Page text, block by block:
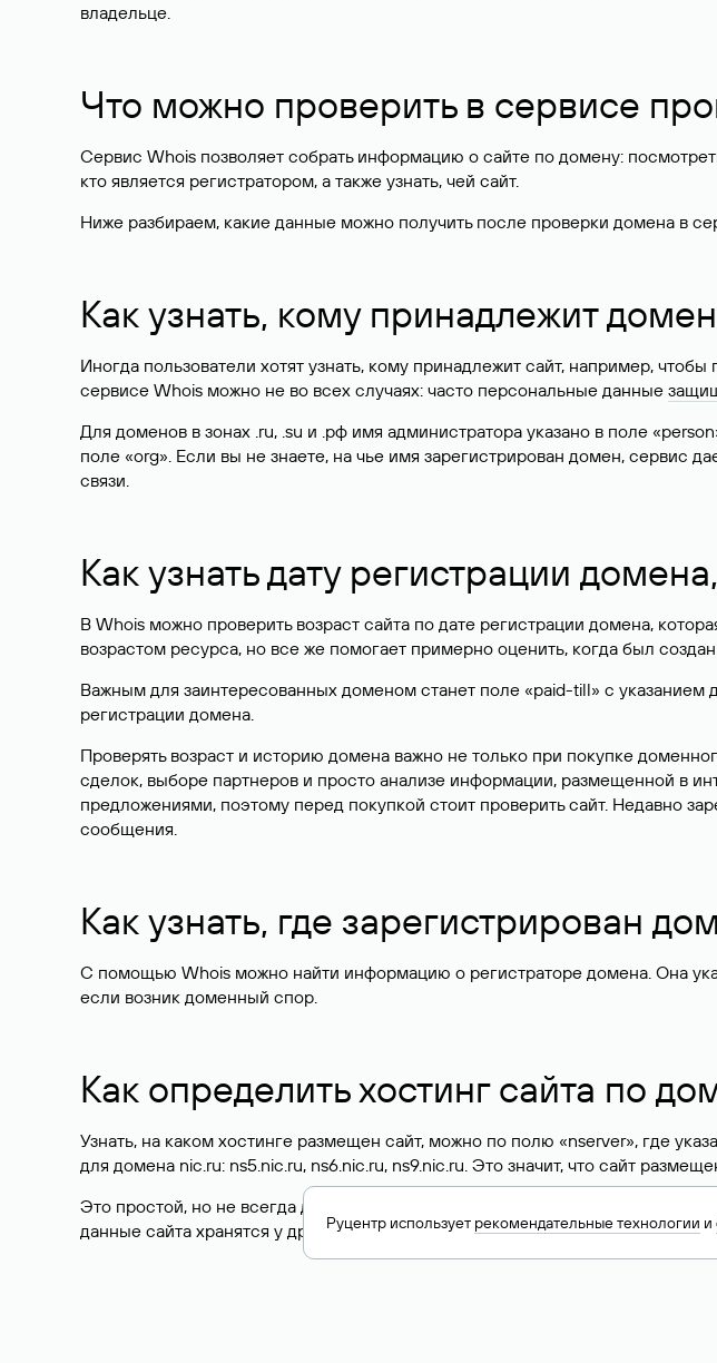
владельце.
Что можно проверить в сервисе
Сервис Whois позволяет собрать информацию о сайте по домену:
кто является регистратором, а также узнать, чей сайт.
Ниже разбираем, какие данные можно получить после проверки домена в
Как узнать, кому принадлежит домен
Иногда пользователи хотят узнать, кому принадлежит сайт, например,
сервисе Whois можно не во всех случаях: часто персональные данные
Для доменов в зонах .ru, .su и .рф имя администратора указано в поле
поле «org». Если вы не знаете, на чье имя зарегистрирован домен, сервис
связи.
Как узнать дату регистрации
В Whois можно проверить возраст сайта по дате регистрации домена,
возрастом ресурса, но все же помогает примерно оценить, когда был создан
Важным для заинтересованных доменом станет поле «paid-till» с указанием
регистрации домена.
Проверять возраст и историю домена важно не только при покупке
сделок, выборе партнеров и просто анализе информации, размещенной в
предложениями, поэтому перед покупкой стоит проверить сайт. Недавно
сообщения.
Как узнать, где зарегистрирован
С помощью Whois можно найти информацию о регистраторе домена. Она
если возник доменный спор.
Как определить хостинг сайта по
Узнать, на каком хостинге размещен сайт, можно по полю «nserver», где
для домена nic.ru: ns5.nic.ru, ns6.nic.ru, ns9.nic.ru. Это значит, что сайт
Это простой, но не всегда достоверный способ узнать хостинг-
данные сайта хранятся у другого хостинг-провайдера.
Руцентр использует рекомендательные технологии и